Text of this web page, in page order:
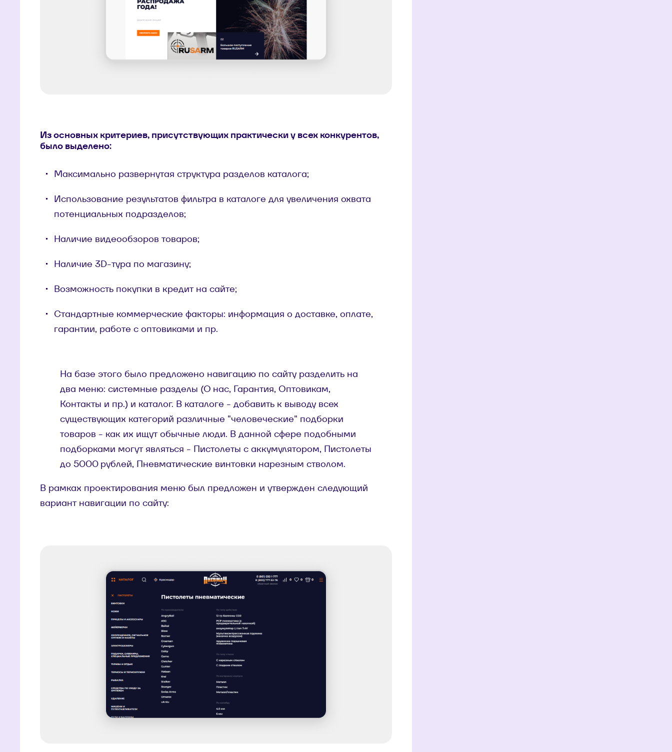
Из основных критериев, присутствующих практически у всех конкурентов,
было выделено:
Максимально развернутая структура разделов каталога;
Использование результатов фильтра в каталоге для увеличения охвата
потенциальных подразделов;
Наличие видеообзоров товаров;
Наличие 3D-тура по магазину;
Возможность покупки в кредит на сайте;
Стандартные коммерческие факторы: информация о доставке, оплате,
гарантии, работе с оптовиками и пр.
На базе этого было предложено навигацию по сайту разделить на
два меню: системные разделы (О нас, Гарантия, Оптовикам,
Контакты и пр.) и каталог. В каталоге - добавить к выводу всех
существующих категорий различные "человеческие" подборки
товаров - как их ищут обычные люди. В данной сфере подобными
подборками могут являться - Пистолеты с аккумулятором, Пистолеты
до 5000 рублей, Пневматические винтовки нарезным стволом.
В рамках проектирования меню был предложен и утвержден следующий
вариант навигации по сайту: